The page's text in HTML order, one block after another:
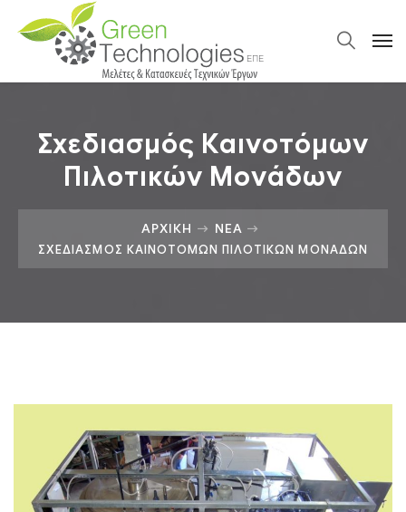
Σχεδιασμός Καινοτόμων
Πιλοτικών Μονάδων
ΑΡΧΙΚΉ ΝΈΑ
ΣΧΕΔΙΑΣΜΌΣ ΚΑΙΝΟΤΌΜΩΝ ΠΙΛΟΤΙΚΏΝ ΜΟΝΆΔΩΝ